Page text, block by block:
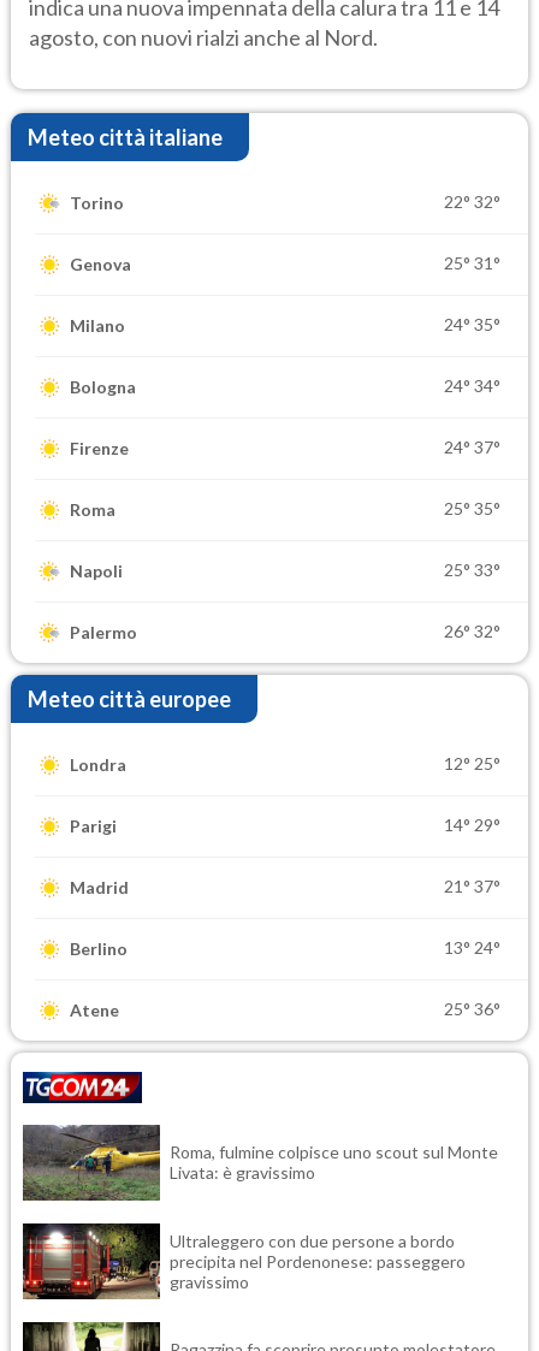
indica una nuova impennata della calura tra 11 e 14
agosto, con nuovi rialzi anche al Nord.
Meteo città italiane
Torino 22° 32°
Genova 25° 31°
Milano 24° 35°
Bologna 24° 34°
Firenze 24° 37°
Roma 25° 35°
Napoli 25° 33°
Palermo 26° 32°
Meteo città europee
Londra 12° 25°
Parigi 14° 29°
Madrid 21° 37°
Berlino 13° 24°
Atene 25° 36°
Roma, fulmine colpisce uno scout sul Monte
Livata: è gravissimo
Ultraleggero con due persone a bordo
precipita nel Pordenonese: passeggero
gravissimo